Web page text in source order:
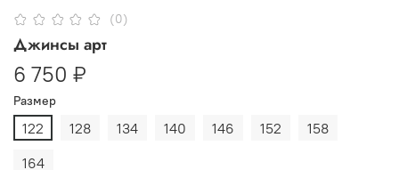
(0)
Джинсы арт
6 750 ₽
Размер
122 128 134 140 146 152
158
164